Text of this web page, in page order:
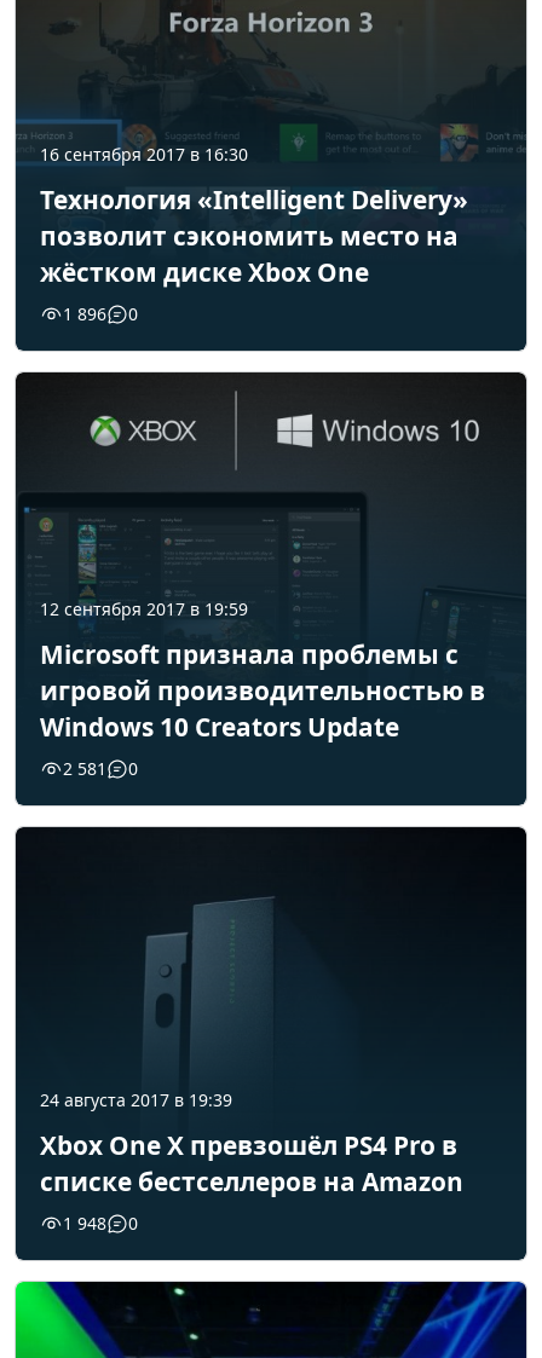
16 сентября 2017 в 16:30
Технология «Intelligent Delivery»
позволит сэкономить место на
жёстком диске Xbox One
1 896 0
12 сентября 2017 в 19:59
Microsoft признала проблемы с
игровой производительностью в
Windows 10 Creators Update
2 581 0
24 августа 2017 в 19:39
Xbox One X превзошёл PS4 Pro в
списке бестселлеров на Amazon
1 948 0